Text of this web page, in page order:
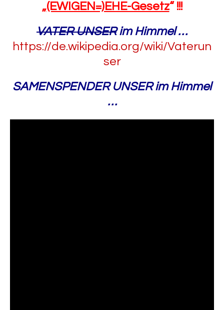
„(EWIGEN=)EHE-Gesetz“ !!!
VATER UNSERim Himmel…
https://de.wikipedia.org/wiki/Vaterun
ser
SAMENSPENDER UNSER im Himmel
…